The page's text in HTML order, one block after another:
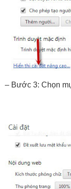
– Bước 3: Chọn